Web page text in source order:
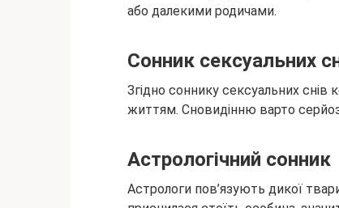
або далекими родичами.
Сонник сексуальних
Згідно соннику сексуальних
життям. Сновидінню варто
Астрологічний сонник
Астрологи пов’язують дикої